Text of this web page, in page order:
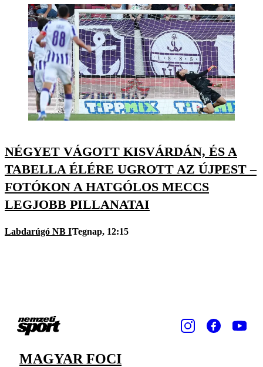
NÉGYET VÁGOTT KISVÁRDÁN, ÉS A
TABELLA ÉLÉRE UGROTT AZ ÚJPEST –
FOTÓKON A HATGÓLOS MECCS
LEGJOBB PILLANATAI
Labdarúgó NB ITegnap, 12:15
MAGYAR FOCI